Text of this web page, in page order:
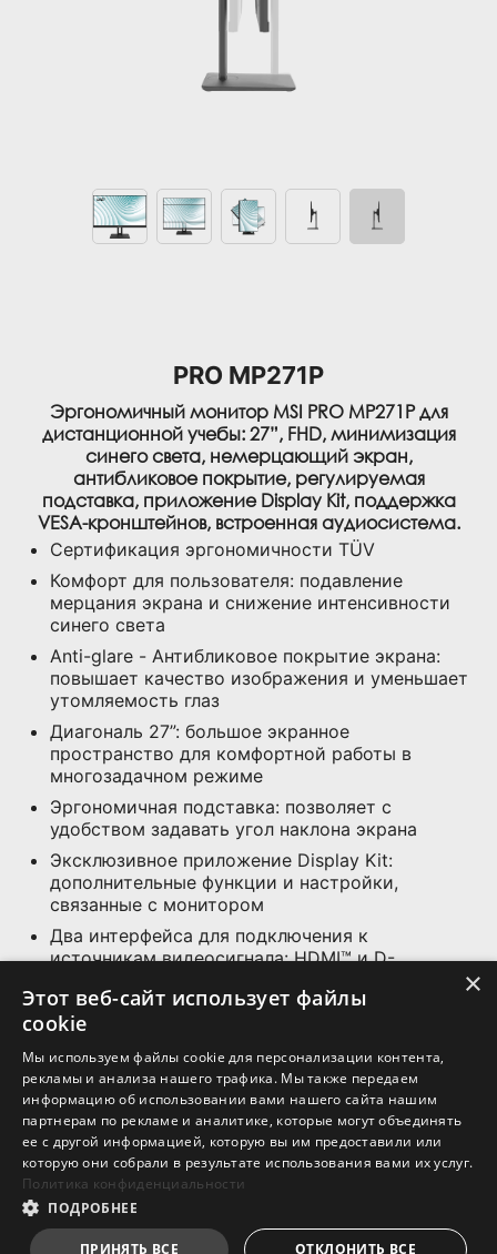
PRO MP271P
Эргономичный монитор MSI PRO MP271P для
дистанционной учебы: 27”, FHD, минимизация
синего света, немерцающий экран,
антибликовое покрытие, регулируемая
подставка, приложение Display Kit, поддержка
VESA-кронштейнов, встроенная аудиосистема.
Сертификация эргономичности TÜV
Комфорт для пользователя: подавление
мерцания экрана и снижение интенсивности
синего света
Anti-glare - Антибликовое покрытие экрана:
повышает качество изображения и уменьшает
утомляемость глаз
Диагональ 27”: большое экранное
пространство для комфортной работы в
многозадачном режиме
Эргономичная подставка: позволяет с
удобством задавать угол наклона экрана
Эксклюзивное приложение Display Kit:
дополнительные функции и настройки,
связанные с монитором
Два интерфейса для подключения к
источникам видеосигнала: HDMI™ и D-
Sub(VGA)
Совместимость с VESA-кронштейнами
Встроенные динамики
СПЕЦИФИКАЦИЯ
ГДЕ КУПИТЬ
×
Этот веб-сайт использует файлы
cookie
Мы используем файлы cookie для персонализации контента,
рекламы и анализа нашего трафика. Мы также передаем
информацию об использовании вами нашего сайта нашим
партнерам по рекламе и аналитике, которые могут объединять
ее с другой информацией, которую вы им предоставили или
которую они собрали в результате использования вами их услуг.
Политика конфиденциальности
ПОДРОБНЕЕ
ПРИНЯТЬ ВСЕ ОТКЛОНИТЬ ВСЕ